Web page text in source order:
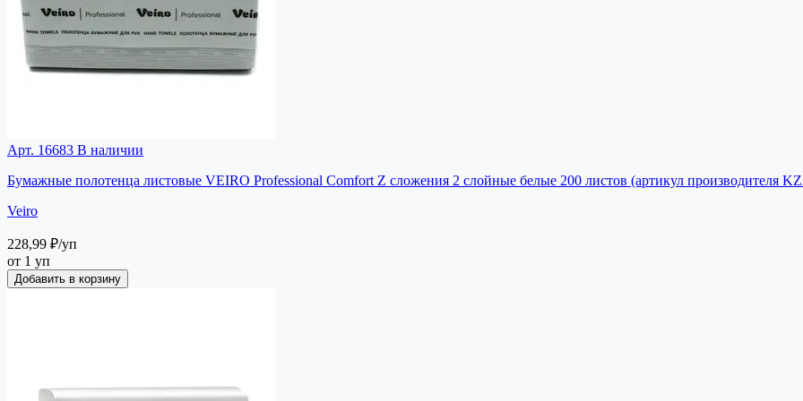
Арт. 16683 В наличии
Бумажные полотенца листовые VEIRO Professional Comfort Z сложения 2 слойные белые 200 листов (артикул производителя
Veiro
228,99 ₽/уп
от 1 уп
Добавить в корзину